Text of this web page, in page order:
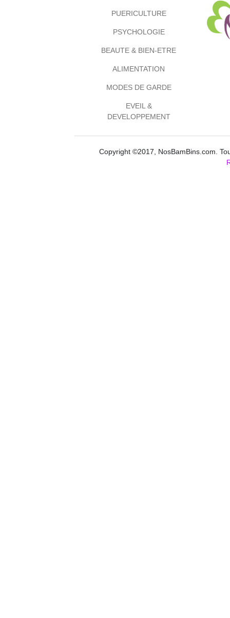
PUERICULTURE
PSYCHOLOGIE
BEAUTE & BIEN-ETRE
ALIMENTATION
MODES DE GARDE
EVEIL &
DEVELOPPEMENT
Copyright ©2017, NosBamBins.com.